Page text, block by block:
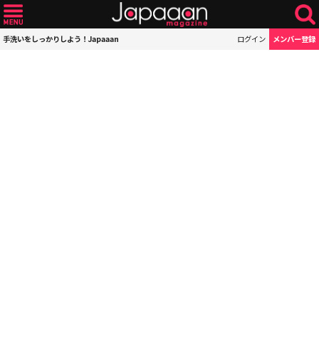
手洗いをしっかりしよう！Japaaan ログイン メンバー登録